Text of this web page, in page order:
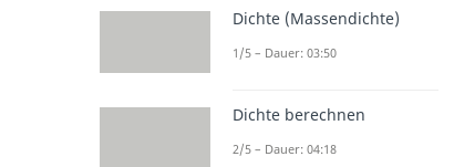
Dichte (Massendichte)
1/5 – Dauer: 03:50
Dichte berechnen
2/5 – Dauer: 04:18